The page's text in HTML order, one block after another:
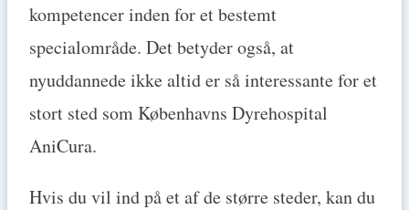
kompetencer inden for et bestemt
specialområde. Det betyder også, at
nyuddannede ikke altid er så interessante for et
stort sted som Københavns Dyrehospital
AniCura.
Hvis du vil ind på et af de større steder, kan du